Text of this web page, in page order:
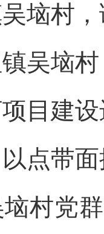
垴村
垴村
目建
点带
村党